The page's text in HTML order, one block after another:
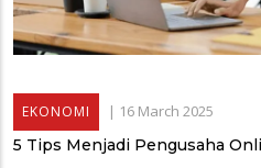
EKONOMI | 16 March 2025
5 Tips Menjadi Pengusaha